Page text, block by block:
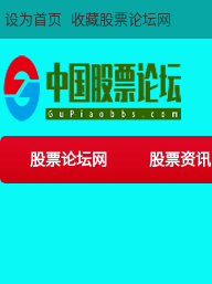
设为首页 收藏股票论坛网
股票论坛网 股票资讯